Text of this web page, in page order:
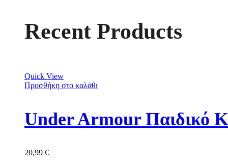
Recent Products
Quick View
Προσθήκη στο καλάθι
Under Armour Παιδικό
20,99 €